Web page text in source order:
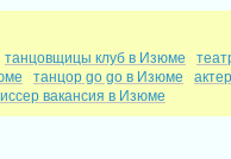
танцовщицы клуб в Изюме
танцор go go в Изюме
вакансия в Изюме